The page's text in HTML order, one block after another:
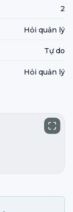
2
Hỏi quản lý
Tự do
Hỏi quản lý